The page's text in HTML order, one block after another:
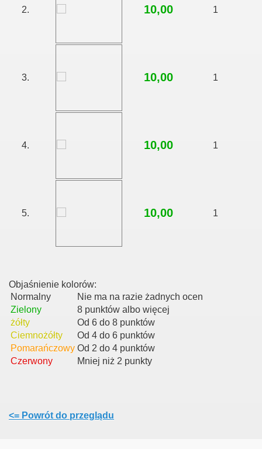
2. 10,00 1
3. 10,00 1
4. 10,00 1
5. 10,00 1
Objaśnienie kolorów:
Normalny
Nie ma na razie żadnych ocen
Zielony
8 punktów albo więcej
żółty
Od 6 do 8 punktów
Ciemnożółty
Od 4 do 6 punktów
Pomarańczowy Od 2 do 4 punktów
Czerwony
Mniej niż 2 punkty
<= Powrót do przeglądu